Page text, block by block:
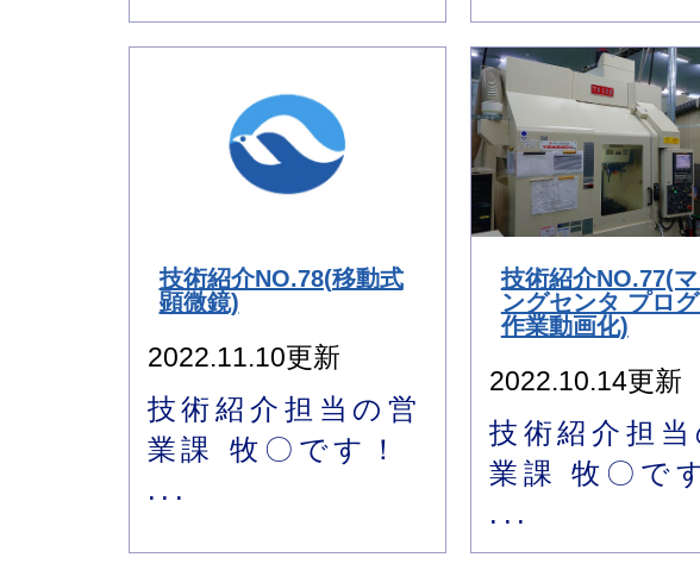
技術紹介NO.78(移動式
顕微鏡)
2022.11.10更新
技術紹介担当の営
業課 牧〇です！
...
技術紹介NO.77(
ングセンタ プロ
作業動画化)
2022.10.14更新
技術紹介担当
業課 牧〇で
...